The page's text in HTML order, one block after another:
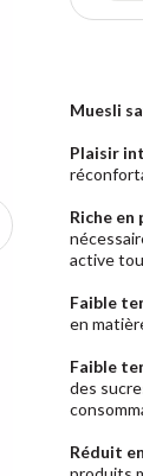
Muesli
Plaisir
Riche en
active
Faible
en
Faible
des
Réduit